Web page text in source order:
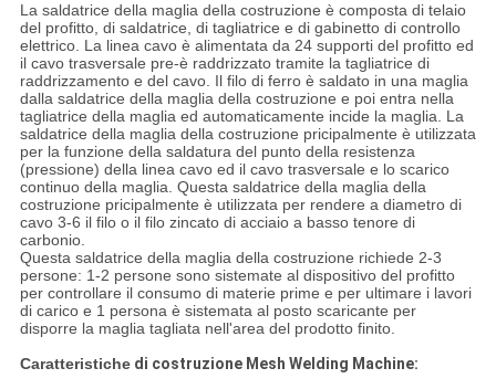
La saldatrice della maglia della costruzione è composta di telaio
del profitto, di saldatrice, di tagliatrice e di gabinetto di controllo
elettrico. La linea cavo è alimentata da 24 supporti del profitto ed
il cavo trasversale pre-è raddrizzato tramite la tagliatrice di
raddrizzamento e del cavo. Il filo di ferro è saldato in una maglia
dalla saldatrice della maglia della costruzione e poi entra nella
tagliatrice della maglia ed automaticamente incide la maglia. La
saldatrice della maglia della costruzione pricipalmente è utilizzata
per la funzione della saldatura del punto della resistenza
(pressione) della linea cavo ed il cavo trasversale e lo scarico
continuo della maglia. Questa saldatrice della maglia della
costruzione pricipalmente è utilizzata per rendere a diametro di
cavo 3-6 il filo o il filo zincato di acciaio a basso tenore di
carbonio.
Questa saldatrice della maglia della costruzione richiede 2-3
persone: 1-2 persone sono sistemate al dispositivo del profitto
per controllare il consumo di materie prime e per ultimare i lavori
di carico e 1 persona è sistemata al posto scaricante per
disporre la maglia tagliata nell'area del prodotto finito.
Caratteristichedi costruzione Mesh Welding Machine: